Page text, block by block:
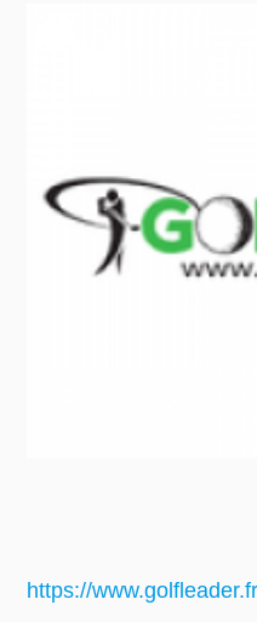
https://